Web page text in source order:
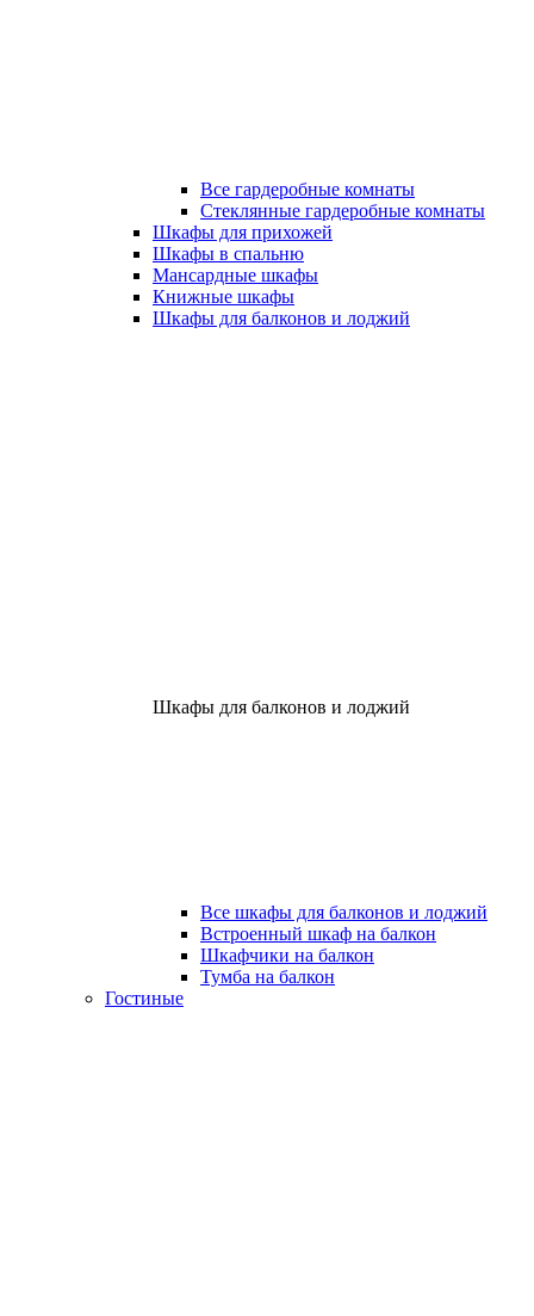
Все гардеробные комнаты
Стеклянные гардеробные комнаты
Шкафы для прихожей
Шкафы в спальню
Мансардные шкафы
Книжные шкафы
Шкафы для балконов и лоджий
Шкафы для балконов и лоджий
Все шкафы для балконов и лоджий
Встроенный шкаф на балкон
Шкафчики на балкон
Тумба на балкон
Гостиные